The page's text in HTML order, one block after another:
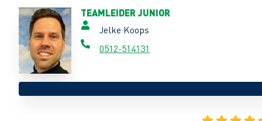
TEAMLEIDER JUNIOR
Jelke Koops
0512-514131